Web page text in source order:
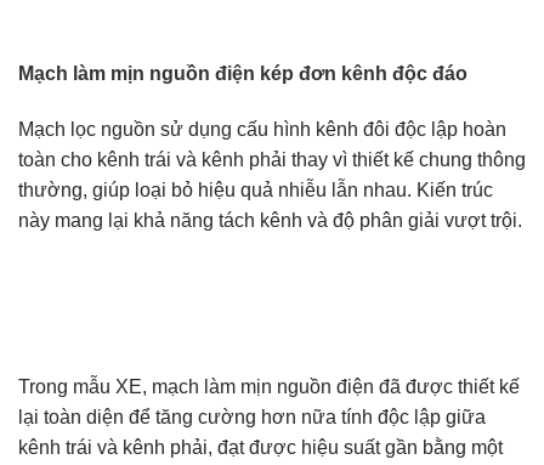
Mạch làm mịn nguồn điện kép đơn kênh độc đáo
Mạch lọc nguồn sử dụng cấu hình kênh đôi độc lập hoàn
toàn cho kênh trái và kênh phải thay vì thiết kế chung thông
thường, giúp loại bỏ hiệu quả nhiễu lẫn nhau. Kiến trúc
này mang lại khả năng tách kênh và độ phân giải vượt trội.
Trong mẫu XE, mạch làm mịn nguồn điện đã được thiết kế
lại toàn diện để tăng cường hơn nữa tính độc lập giữa
kênh trái và kênh phải, đạt được hiệu suất gần bằng một